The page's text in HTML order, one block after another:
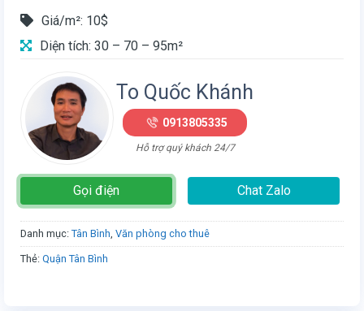
Giá/m²: 10$
Diện tích: 30 – 70 – 95m²
To Quốc Khánh
0913805335
Hỗ trợ quý khách 24/7
Gọi điện Chat Zalo
Danh mục: Tân Bình, Văn phòng cho thuê
Thẻ: Quận Tân Bình